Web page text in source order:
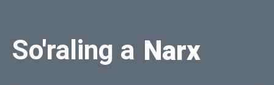
So'raling a Narx